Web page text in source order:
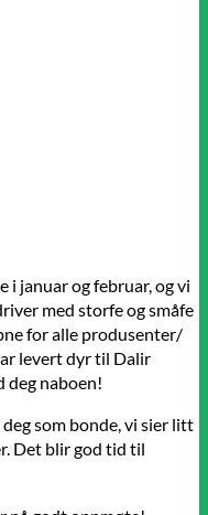
i januar og februar, og vi
med storfe og småfe
for alle produsenter/
levert dyr til Dalir
deg naboen!
som bonde, vi sier litt
Det blir god tid til